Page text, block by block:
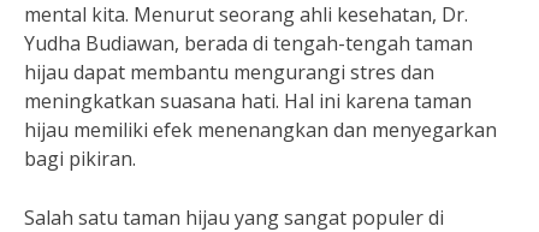
mental kita. Menurut seorang ahli kesehatan, Dr.
Yudha Budiawan, berada di tengah-tengah taman
hijau dapat membantu mengurangi stres dan
meningkatkan suasana hati. Hal ini karena taman
hijau memiliki efek menenangkan dan menyegarkan
bagi pikiran.
Salah satu taman hijau yang sangat populer di